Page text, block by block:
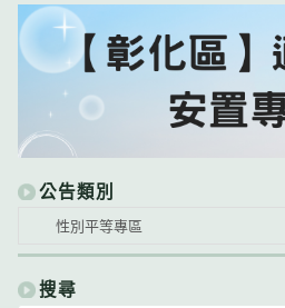
公告類別
類
別
性別平等專區
搜尋